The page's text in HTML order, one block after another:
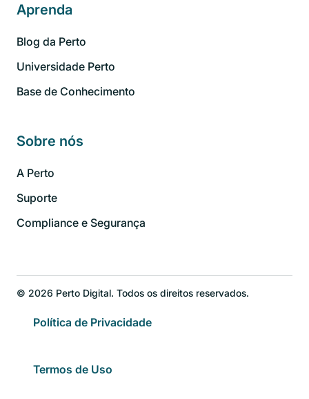
Aprenda
Blog da Perto
Universidade Perto
Base de Conhecimento
Sobre nós
A Perto
Suporte
Compliance e Segurança
© 2026 Perto Digital. Todos os direitos reservados.
Política de Privacidade
Termos de Uso